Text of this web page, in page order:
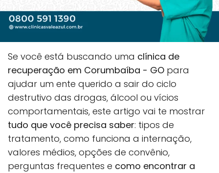
Se você está buscando uma clínica de
recuperação em Corumbaíba - GO para
ajudar um ente querido a sair do ciclo
destrutivo das drogas, álcool ou vícios
comportamentais, este artigo vai te mostrar
tudo que você precisa saber: tipos de
tratamento, como funciona a internação,
valores médios, opções de convênio,
perguntas frequentes e como encontrar a